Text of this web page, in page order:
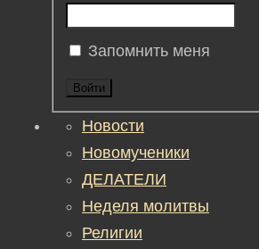
Запомнить меня
Войти
Новости
Новомученики
ДЕЛАТЕЛИ
Неделя молитвы
Религии